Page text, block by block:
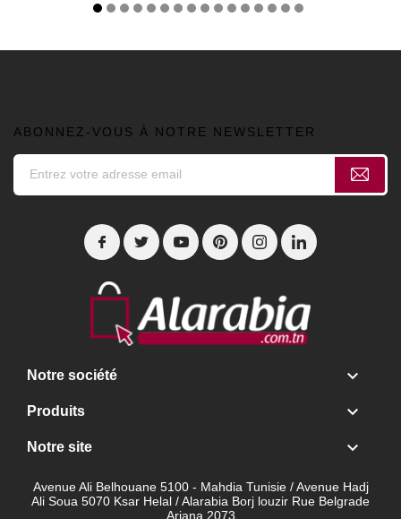
ABONNEZ-VOUS À NOTRE NEWSLETTER
Notre société 
Produits 
Notre site 
Avenue Ali Belhouane 5100 - Mahdia Tunisie / Avenue Hadj
Ali Soua 5070 Ksar Helal / Alarabia Borj louzir Rue Belgrade
Ariana 2073